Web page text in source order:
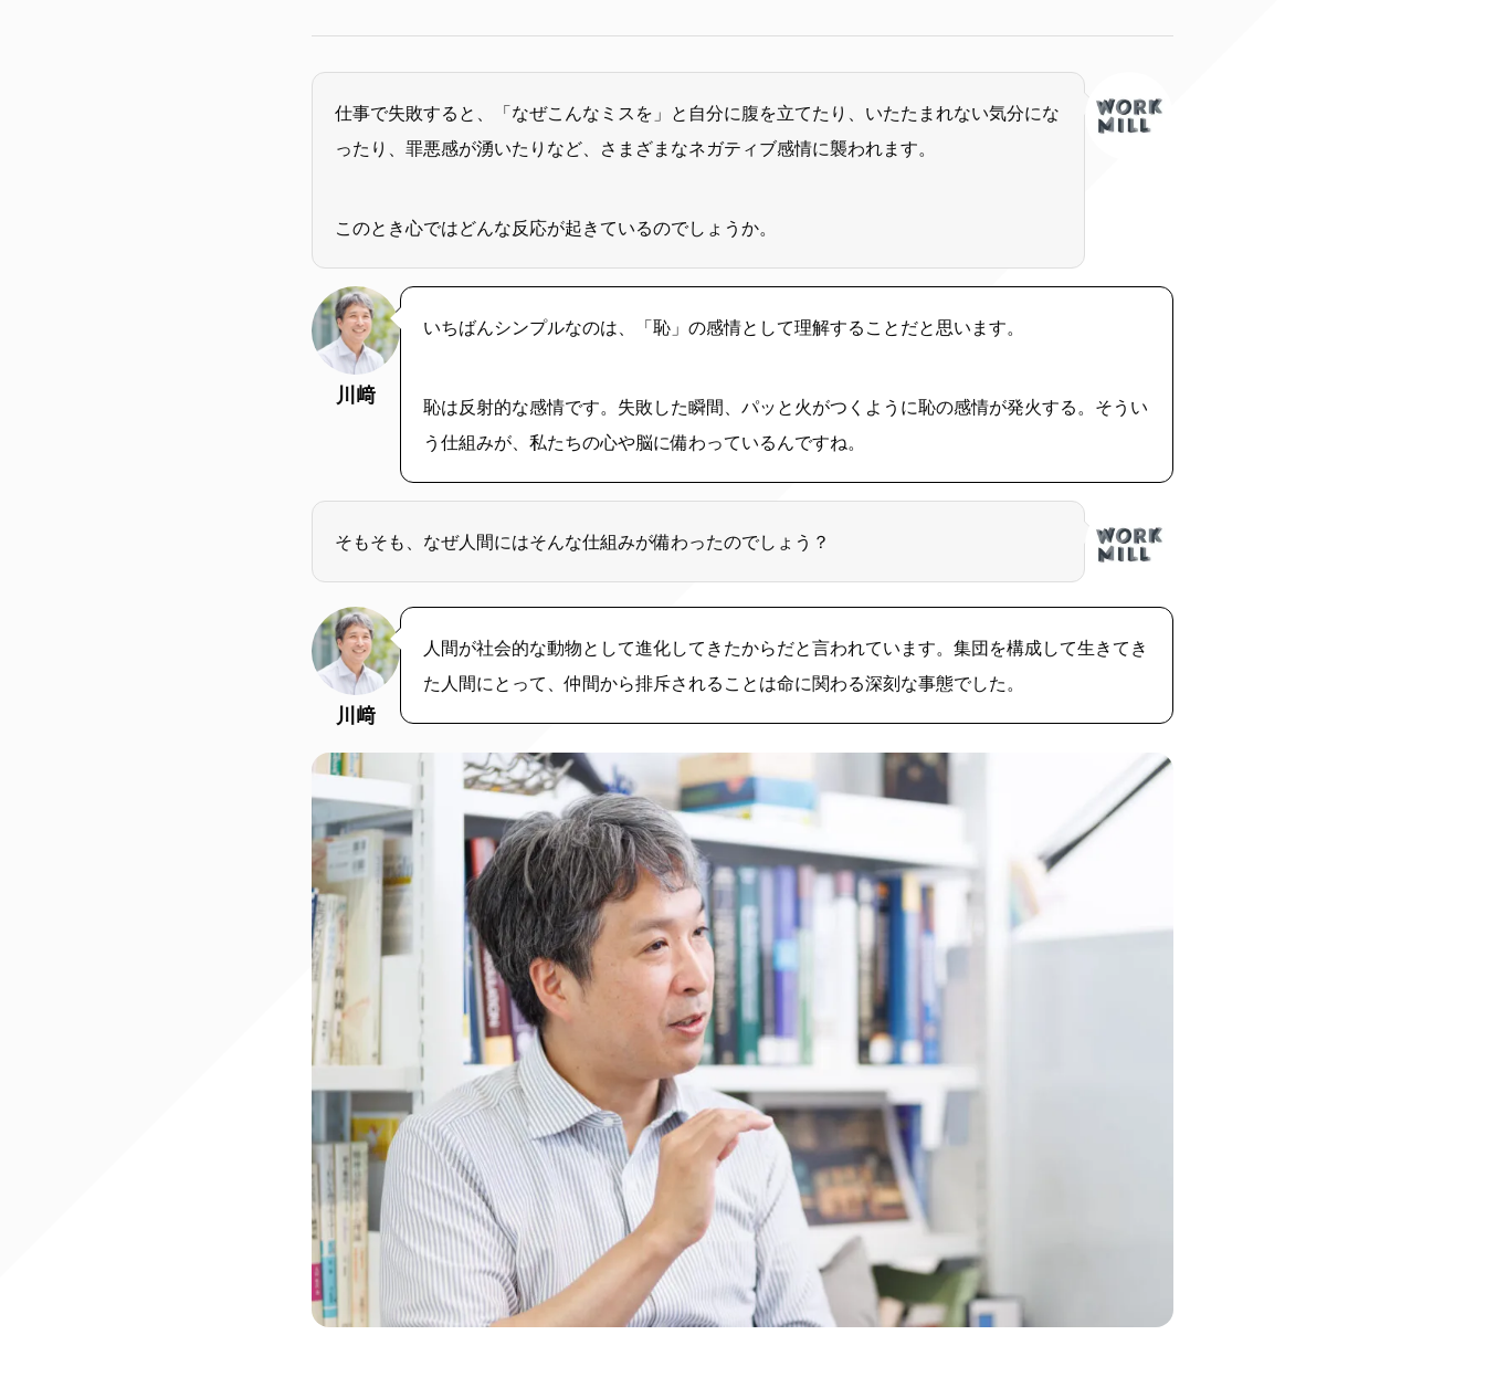
仕事で失敗すると、「なぜこんなミスを」と自分に腹を立てたり、いたたまれない気分にな
ったり、罪悪感が湧いたりなど、さまざまなネガティブ感情に襲われます。
このとき心ではどんな反応が起きているのでしょうか。
Evoto川﨑
いちばんシンプルなのは、「恥」の感情として理解することだと思います。
恥は反射的な感情です。失敗した瞬間、パッと火がつくように恥の感情が発火する。そうい
う仕組みが、私たちの心や脳に備わっているんですね。
そもそも、なぜ人間にはそんな仕組みが備わったのでしょう？
Evoto川﨑
人間が社会的な動物として進化してきたからだと言われています。集団を構成して生きてき
た人間にとって、仲間から排斥されることは命に関わる深刻な事態でした。